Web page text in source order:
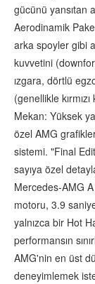
gücünü yansıtan
Aerodinamik
arka spoyler gibi
kuvvetini
ızgara, dörtlü
(genellikle
Mekan: Yüksek
özel AMG
sistemi. "Final
sayıya özel
Mercedes-AMG
motoru, 3.9
yalnızca bir Hot
performansın
AMG'nin en üst
deneyimlemek